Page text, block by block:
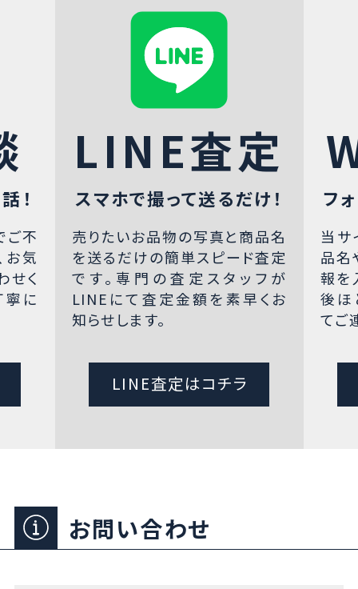
！
ご不
お気
せく
寧に
LINE査定
スマホで撮って送るだけ！
売りたいお品物の写真と商品名
を送るだけの簡単スピード査定
です。専門の査定スタッフが
LINEにて査定金額を素早くお
知らせします。
LINE査定はコチラ
フ
当サ
品名
報を
後ほ
てご
お問い合わせ